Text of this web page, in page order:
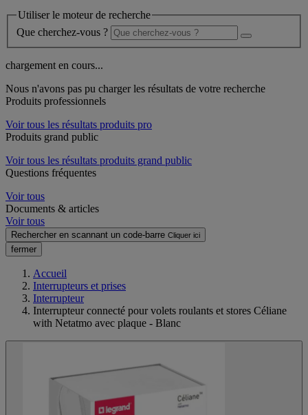
Utiliser le moteur de recherche
Que cherchez-vous ?
chargement en cours...
Nous n'avons pas pu charger les résultats de votre recherche
Produits professionnels
Voir tous les résultats produits pro
Produits grand public
Voir tous les résultats produits grand public
Questions fréquentes
Voir tous
Documents & articles
Voir tous
Rechercher en scannant un code-barre Cliquer ici
fermer
Accueil
Interrupteurs et prises
Interrupteur
Interrupteur connecté pour volets roulants et stores Céliane
with Netatmo avec plaque - Blanc